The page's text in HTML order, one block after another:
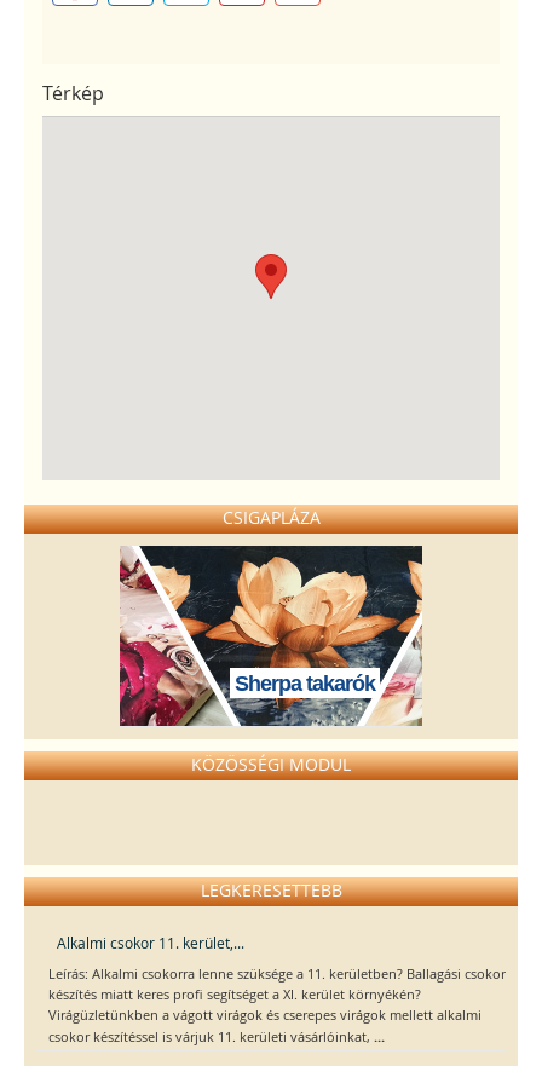
Térkép
CSIGAPLÁZA
Sherpa takarók
KÖZÖSSÉGI MODUL
LEGKERESETTEBB
Alkalmi csokor 11. kerület,...
Leírás: Alkalmi csokorra lenne szüksége a 11. kerületben? Ballagási csokor
készítés miatt keres profi segítséget a XI. kerület környékén?
Virágüzletünkben a vágott virágok és cserepes virágok mellett alkalmi
csokor készítéssel is várjuk 11. kerületi vásárlóinkat, ...